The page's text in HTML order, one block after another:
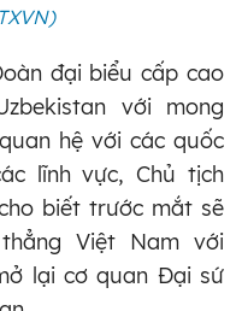
đại biểu cấp cao
với mong
hệ với các quốc
lĩnh vực, Chủ tịch
biết trước mắt sẽ
Việt Nam với
lại cơ quan Đại sứ